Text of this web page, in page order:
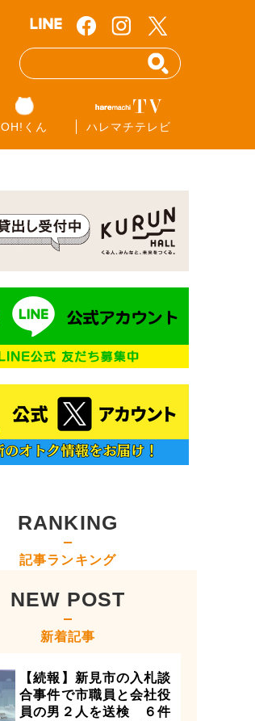
OH!くん ハレマチテレビ
RANKING
記事ランキング
NEW POST
新着記事
【続報】新見市の入札談
合事件で市職員と会社役
員の男２人を送検 ６件